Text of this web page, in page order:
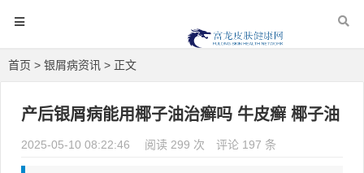
首页 > 银屑病资讯 > 正文
产后银屑病能用椰子油治癣吗 牛皮癣 椰子油
2025-05-10 08:22:46 阅读 299 次 评论 197 条